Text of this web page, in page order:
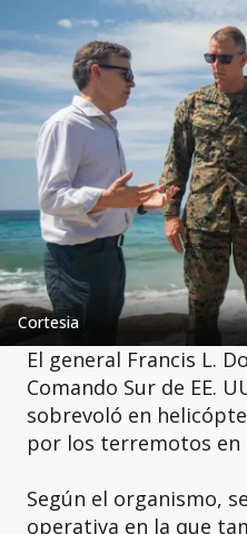
Cortesia
El general Francis L.
Comando Sur de EE.
sobrevoló en
por los terremotos en
Según el organismo,
operativa en la que